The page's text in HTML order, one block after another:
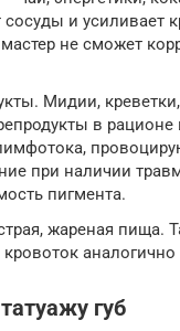
сосуды и усиливает
мастер не сможет
Мидии,
в
при наличии
пигмента.
жареная пища.
губ